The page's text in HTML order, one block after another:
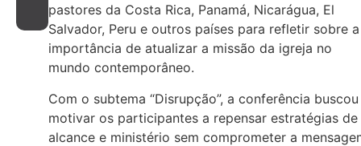
pastores da Costa Rica, Panamá, Nicarágua, El
Salvador, Peru e outros países para refletir sobre a
importância de atualizar a missão da igreja no
mundo contemporâneo.
Com o subtema “Disrupção”, a conferência buscou
motivar os participantes a repensar estratégias de
alcance e ministério sem comprometer a